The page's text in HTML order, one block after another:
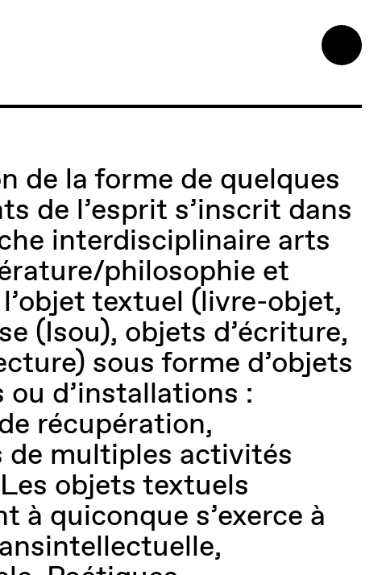
de la forme de quelques
de l’esprit s’inscrit dans
interdisciplinaire arts
philosophie et
textuel (livre-objet,
(Isou), objets d’écriture,
sous forme d’objets
d’installations :
récupération,
de multiples activités
objets textuels
à quiconque s’exerce à